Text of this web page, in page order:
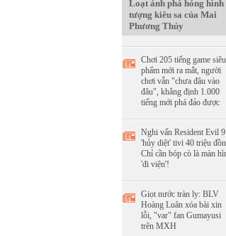
Loạt ảnh phá hỏng hình
tượng kiêu sa của Mai
Phương Thúy
Chơi 205 tiếng game siêu
phẩm mới ra mắt, người
chơi vẫn "chưa đâu vào
đâu", khẳng định 1.000
tiếng mới phá đảo được
Nghi vấn Resident Evil 9
'hủy diệt' tivi 40 triệu
Chỉ cần bóp cò là màn
'đi viện'!
Giọt nước tràn ly: BLV
Hoàng Luân xóa bài xin
lỗi, "var" fan Gumayusi
trên MXH